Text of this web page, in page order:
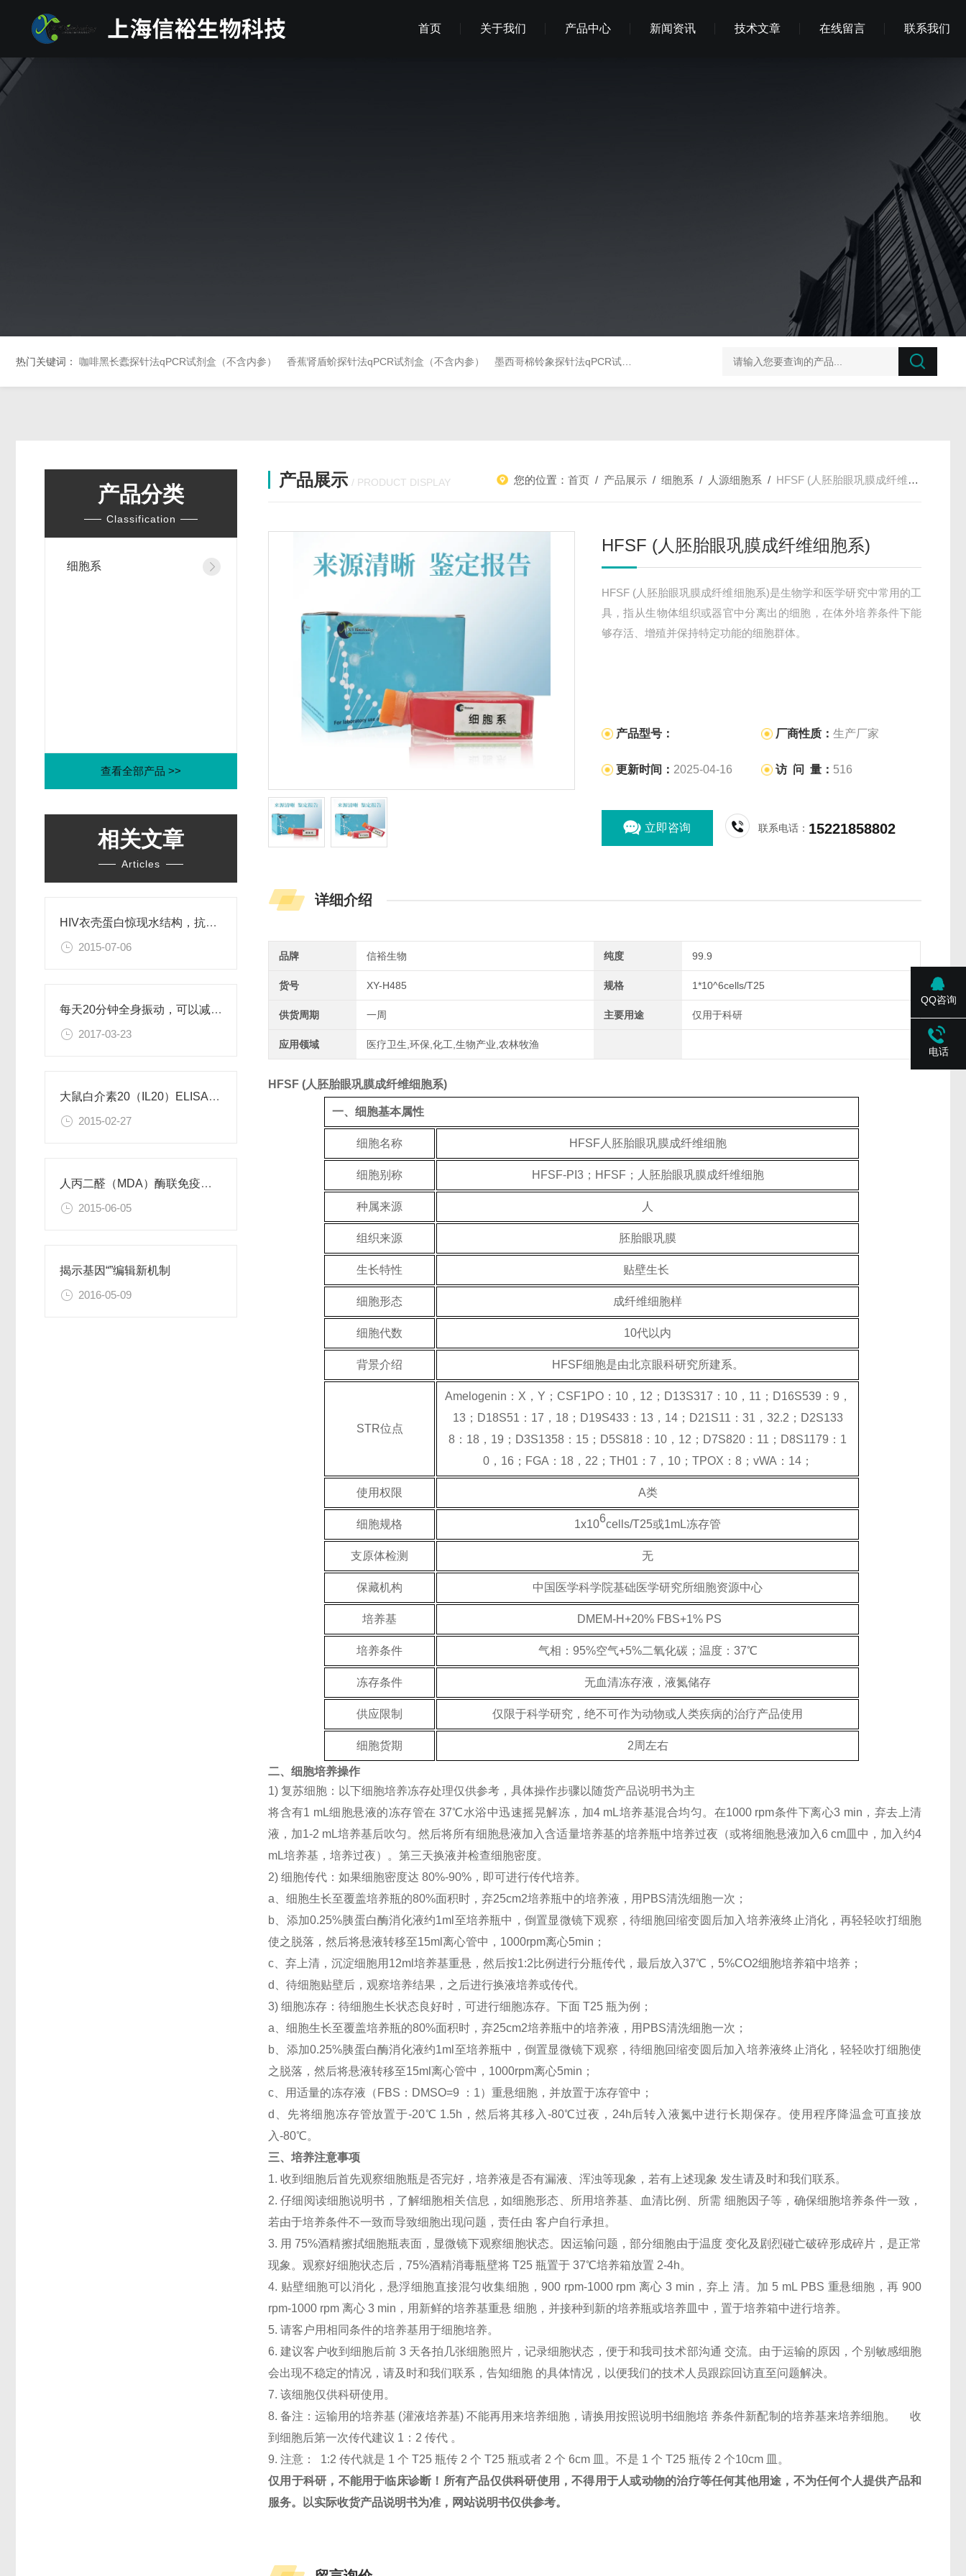
首页 关于我们 产品中心 新闻资讯 技术文章 在线留言 联系我们
热门关键词： 咖啡黑长蠹探针法qPCR试剂盒（不含内参） 香蕉肾盾蚧探针法qPCR试剂盒（不含内参） 墨西哥棉铃象探针法qPCR试剂盒（不含内参） 榛子东部枯萎病菌探针法qPCR试剂盒不含内参
产品分类
Classification
细胞系
查看全部产品 >>
相关文章
Articles
HIV衣壳蛋白惊现水结构，抗艾药物新思路
2015-07-06
每天20分钟全身振动，可以减肥、对抗糖尿病
2017-03-23
大鼠白介素20（IL20）ELISA试剂盒
2015-02-27
人丙二醛（MDA）酶联免疫分析试剂盒使用说明书
2015-06-05
揭示基因“”编辑新机制
2016-05-09
产品展示 / PRODUCT DISPLAY 您的位置：首页 / 产品展示 /细胞系 / 人源细胞系 / HFSF (人胚胎眼巩膜成纤维细胞系)
HFSF (人胚胎眼巩膜成纤维细胞系)
HFSF (人胚胎眼巩膜成纤维细胞系)是生物学和医学研究中常用的工
具，指从生物体组织或器官中分离出的细胞，在体外培养条件下能
够存活、增殖并保持特定功能的细胞群体。
产品型号： 厂商性质：生产厂家
更新时间： 2025-04-16 访 问 量： 516
立即咨询 联系电话： 15221858802
详细介绍
品牌 信裕生物 纯度 99.9
货号 XY-H485 规格 1*10^6cells/T25
供货周期 一周 主要用途 仅用于科研
应用领域 医疗卫生,环保,化工,生物产业,农林牧渔
HFSF (人胚胎眼巩膜成纤维细胞系)
一、细胞基本属性
细胞名称 HFSF人胚胎眼巩膜成纤维细胞
细胞别称 HFSF-PI3；HFSF；人胚胎眼巩膜成纤维细胞
种属来源 人
组织来源 胚胎眼巩膜
生长特性 贴壁生长
细胞形态 成纤维细胞样
细胞代数 10代以内
背景介绍 HFSF细胞是由北京眼科研究所建系。
STR位点
Amelogenin：X，Y；CSF1PO：10，12；D13S317：10，11；D16S539：9，
13；D18S51：17，18；D19S433：13，14；D21S11：31，32.2；D2S133
8：18，19；D3S1358：15；D5S818：10，12；D7S820：11；D8S1179：1
0，16；FGA：18，22；TH01：7，10；TPOX：8；vWA：14；
使用权限 A类
细胞规格 1x106cells/T25或1mL冻存管
支原体检测 无
保藏机构 中国医学科学院基础医学研究所细胞资源中心
培养基 DMEM-H+20% FBS+1% PS
培养条件 气相：95%空气+5%二氧化碳；温度：37℃
冻存条件 无血清冻存液，液氮储存
供应限制 仅限于科学研究，绝不可作为动物或人类疾病的治疗产品使用
细胞货期 2周左右
二、细胞培养操作
1) 复苏细胞：以下细胞培养冻存处理仅供参考，具体操作步骤以随货产品说明书为主
将含有1 mL细胞悬液的冻存管在 37℃水浴中迅速摇晃解冻，加4 mL培养基混合均匀。在1000 rpm条件下离心3 min，弃去上清
液，加1-2 mL培养基后吹匀。然后将所有细胞悬液加入含适量培养基的培养瓶中培养过夜（或将细胞悬液加入6 cm皿中，加入约4
mL培养基，培养过夜）。第三天换液并检查细胞密度。
2) 细胞传代：如果细胞密度达 80%-90%，即可进行传代培养。
a、细胞生长至覆盖培养瓶的80%面积时，弃25cm2培养瓶中的培养液，用PBS清洗细胞一次；
b、添加0.25%胰蛋白酶消化液约1ml至培养瓶中，倒置显微镜下观察，待细胞回缩变圆后加入培养液终止消化，再轻轻吹打细胞
使之脱落，然后将悬液转移至15ml离心管中，1000rpm离心5min；
c、弃上清，沉淀细胞用12ml培养基重悬，然后按1:2比例进行分瓶传代，最后放入37℃，5%CO2细胞培养箱中培养；
d、待细胞贴壁后，观察培养结果，之后进行换液培养或传代。
3) 细胞冻存：待细胞生长状态良好时，可进行细胞冻存。下面 T25 瓶为例；
a、细胞生长至覆盖培养瓶的80%面积时，弃25cm2培养瓶中的培养液，用PBS清洗细胞一次；
b、添加0.25%胰蛋白酶消化液约1ml至培养瓶中，倒置显微镜下观察，待细胞回缩变圆后加入培养液终止消化，轻轻吹打细胞使
之脱落，然后将悬液转移至15ml离心管中，1000rpm离心5min；
c、用适量的冻存液（FBS：DMSO=9 ：1）重悬细胞，并放置于冻存管中；
d、先将细胞冻存管放置于-20℃ 1.5h，然后将其移入-80℃过夜，24h后转入液氮中进行长期保存。使用程序降温盒可直接放
入-80℃。
三、培养注意事项
1. 收到细胞后首先观察细胞瓶是否完好，培养液是否有漏液、浑浊等现象，若有上述现象 发生请及时和我们联系。
2. 仔细阅读细胞说明书，了解细胞相关信息，如细胞形态、所用培养基、血清比例、所需 细胞因子等，确保细胞培养条件一致，
若由于培养条件不一致而导致细胞出现问题，责任由 客户自行承担。
3. 用 75%酒精擦拭细胞瓶表面，显微镜下观察细胞状态。因运输问题，部分细胞由于温度 变化及剧烈碰亡破碎形成碎片，是正常
现象。观察好细胞状态后，75%酒精消毒瓶壁将 T25 瓶置于 37℃培养箱放置 2-4h。
4. 贴壁细胞可以消化，悬浮细胞直接混匀收集细胞，900 rpm-1000 rpm 离心 3 min，弃上 清。加 5 mL PBS 重悬细胞，再 900
rpm-1000 rpm 离心 3 min，用新鲜的培养基重悬 细胞，并接种到新的培养瓶或培养皿中，置于培养箱中进行培养。
5. 请客户用相同条件的培养基用于细胞培养。
6. 建议客户收到细胞后前 3 天各拍几张细胞照片，记录细胞状态，便于和我司技术部沟通 交流。由于运输的原因，个别敏感细胞
会出现不稳定的情况，请及时和我们联系，告知细胞 的具体情况，以便我们的技术人员跟踪回访直至问题解决。
7. 该细胞仅供科研使用。
8. 备注：运输用的培养基 (灌液培养基) 不能再用来培养细胞，请换用按照说明书细胞培 养条件新配制的培养基来培养细胞。 收
到细胞后第一次传代建议 1：2 传代 。
9. 注意： 1:2 传代就是 1 个 T25 瓶传 2 个 T25 瓶或者 2 个 6cm 皿。不是 1 个 T25 瓶传 2 个10cm 皿。
仅用于科研，不能用于临床诊断！所有产品仅供科研使用，不得用于人或动物的治疗等任何其他用途，不为任何个人提供产品和
服务。以实际收货产品说明书为准，网站说明书仅供参考。
QQ咨询
电话